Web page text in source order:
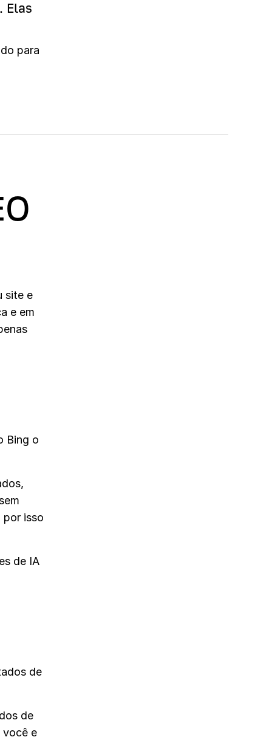
Elas
para
site e
e em
Bing o
por isso
de IA
de
de
você e